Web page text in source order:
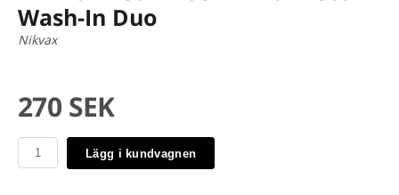
Wash-In Duo
Nikvax
270 SEK
Lägg i kundvagnen